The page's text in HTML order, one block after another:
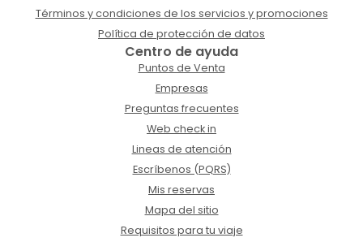
Términos y condiciones de los servicios y promociones
Política de protección de datos
Centro de ayuda
Puntos de Venta
Empresas
Preguntas frecuentes
Web check in
Lineas de atención
Escríbenos (PQRS)
Mis reservas
Mapa del sitio
Requisitos para tu viaje